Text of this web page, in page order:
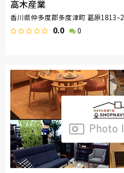
高木産業
香川県仲多度郡多度津町 葛原1813–2
0.0 0